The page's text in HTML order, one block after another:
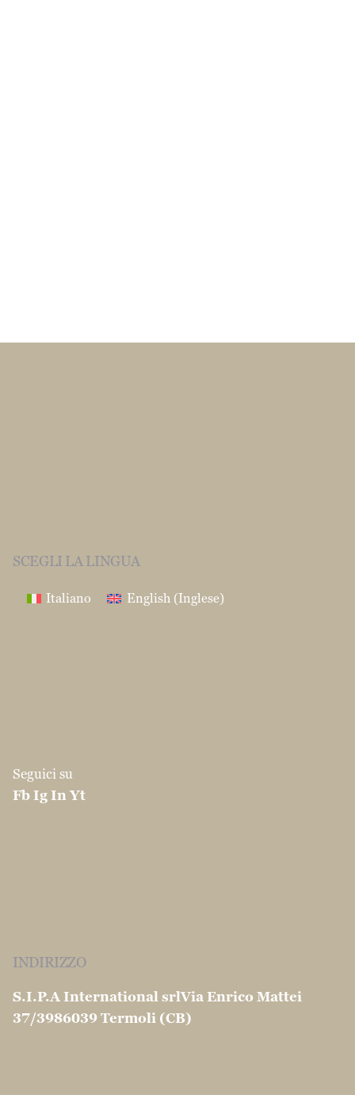
SCEGLI LA LINGUA
Italiano English(Inglese)
Seguici su
FbIgInYt
INDIRIZZO
S.I.P.A International srlVia Enrico Mattei
37/3986039 Termoli (CB)